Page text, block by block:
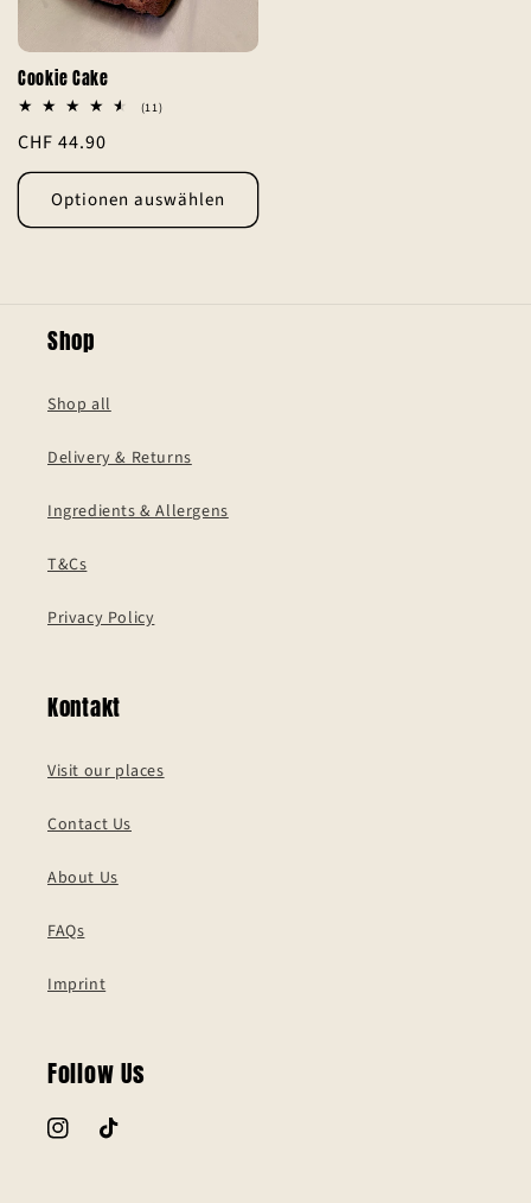
Cookie Cake
(11)11
Normaler
Preis
CHF 44.90
Optionen auswählen
Shop
Shop all
Delivery & Returns
Ingredients & Allergens
T&Cs
Privacy Policy
Kontakt
Visit our places
Contact Us
About Us
FAQs
Imprint
Follow Us
InstagramTikTok